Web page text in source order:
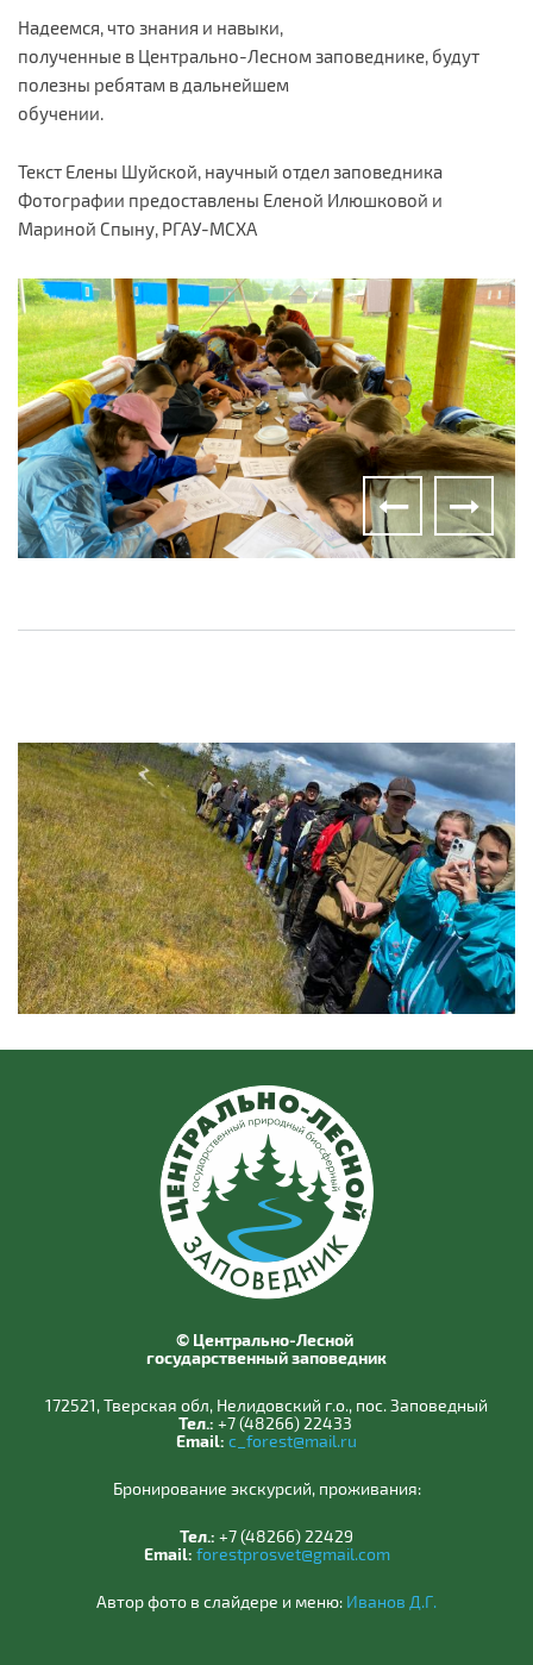
Надеемся, что знания и навыки,
полученные в Центрально-Лесном заповеднике, будут
полезны ребятам в дальнейшем
обучении.
Текст Елены Шуйской, научный отдел заповедника
Фотографии предоставлены Еленой Илюшковой и
Мариной Спыну, РГАУ-МСХА
© Центрально-Лесной
государственный заповедник
172521, Тверская обл, Нелидовский г.о., пос. Заповедный
Тел.: +7 (48266) 22433
Email: c_forest@mail.ru
Бронирование экскурсий, проживания:
Тел.: +7 (48266) 22429
Email: forestprosvet@gmail.com
Автор фото в слайдере и меню: Иванов Д.Г.